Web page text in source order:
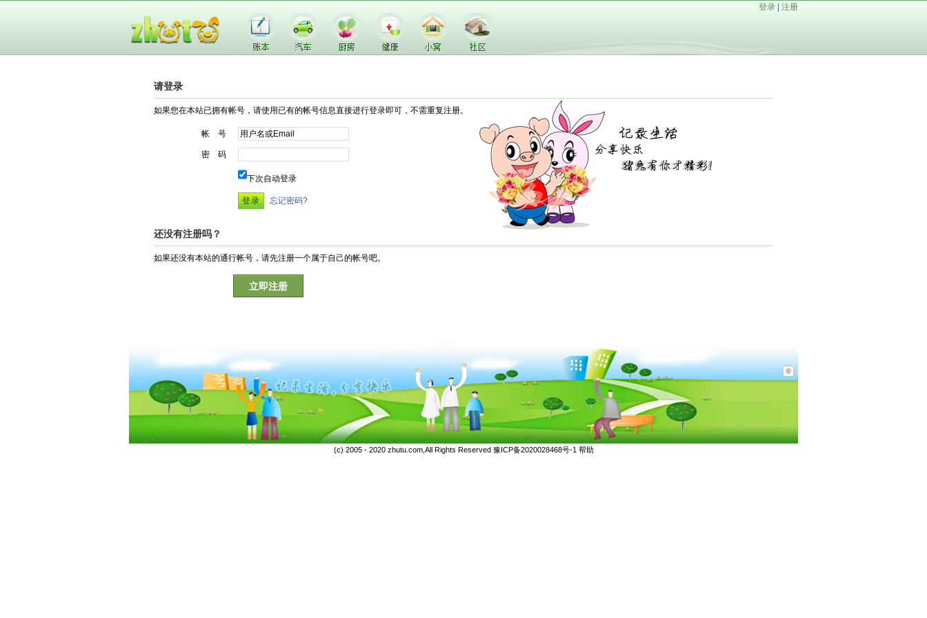
登录 注册
请登录
如果您在本站已拥有帐号，请使用已有的帐号信息直接进行登录即可，不需重复注册。
帐 号
密 码
下次自动登录
忘记密码?
还没有注册吗？
如果还没有本站的通行帐号，请先注册一个属于自己的帐号吧。
立即注册
(c) 2005 - 2020 zhutu.com,All Rights Reserved 豫ICP备2020028468号-1 帮助